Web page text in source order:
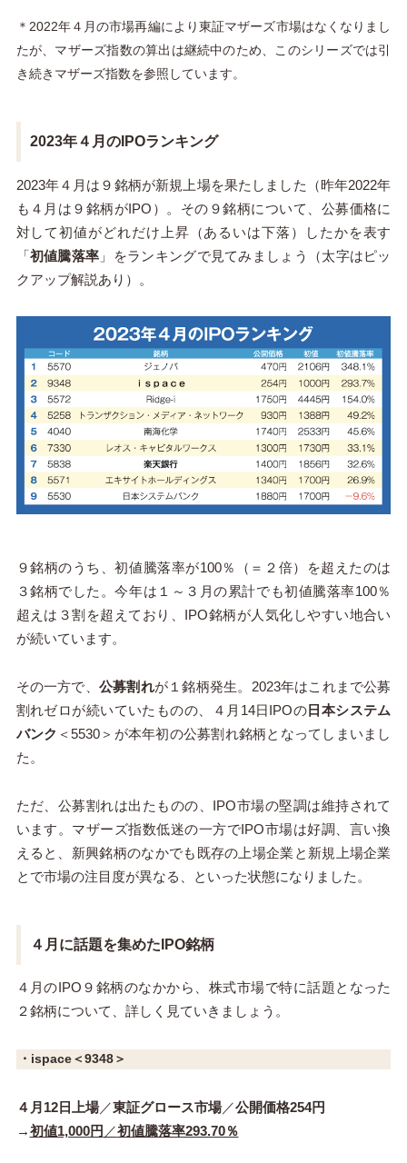
＊2022年４月の市場再編により東証マザーズ市場はなくなりまし
たが、マザーズ指数の算出は継続中のため、このシリーズでは引
き続きマザーズ指数を参照しています。
2023年４月のIPOランキング
2023年４月は９銘柄が新規上場を果たしました（昨年2022年
も４月は９銘柄がIPO）。その９銘柄について、公募価格に
対して初値がどれだけ上昇（あるいは下落）したかを表す
「初値騰落率 」をランキングで見てみましょう
（太字はピッ
クアップ解説あり）
。
９銘柄のうち、初値騰落率が100％（＝２倍）を超えたのは
３銘柄でした。今年は１～３月の累計でも初値騰落率100％
超えは３割を超えており、IPO銘柄が人気化しやすい地合い
が続いています。
その一方で、 公募割れが１銘柄発生。2023年はこれまで公募
割れゼロが続いていたものの、４月14日IPOの 日本システム
バンク ＜5530＞が本年初の公募割れ銘柄となってしまいまし
た。
ただ、公募割れは出たものの、IPO市場の堅調は維持されて
います。マザーズ指数低迷の一方でIPO市場は好調、言い換
えると、新興銘柄のなかでも既存の上場企業と新規上場企業
とで市場の注目度が異なる、といった状態になりました。
４月に話題を集めたIPO銘柄
４月のIPO９銘柄のなかから、株式市場で特に話題となった
２銘柄について、詳しく見ていきましょう。
・ispace＜9348＞
４月12日上場／東証グロース市場／公開価格254円
→初値1,000円 ／初値騰落率293.70％